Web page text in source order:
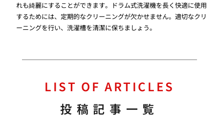
れも綺麗にすることができます。ドラム式洗濯機を長く快適に使用
するためには、定期的なクリーニングが欠かせません。適切なクリ
ーニングを行い、洗濯槽を清潔に保ちましょう。
LIST OF ARTICLES
投稿記事一覧